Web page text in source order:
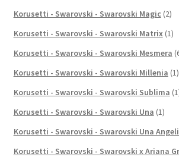
Korusetti - Swarovski - Swarovski Magic (2)
Korusetti - Swarovski - Swarovski Matrix (1)
Korusetti - Swarovski - Swarovski Mesmera
Korusetti - Swarovski - Swarovski Millenia (1)
Korusetti - Swarovski - Swarovski Sublima
Korusetti - Swarovski - Swarovski Una (1)
Korusetti - Swarovski - Swarovski Una
Korusetti - Swarovski - Swarovski x Ariana